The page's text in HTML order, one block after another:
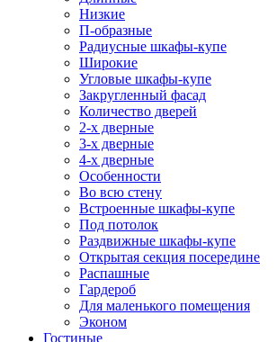
Низкие
П-образные
Радиусные шкафы-купе
Широкие
Угловые шкафы-купе
Закругленный фасад
Количество дверей
2-х дверные
3-х дверные
4-х дверные
Особенности
Во всю стену
Встроенные шкафы-купе
Под потолок
Раздвижные шкафы-купе
Открытая секция посередине
Распашные
Гардероб
Для маленького помещения
Эконом
Гостиные